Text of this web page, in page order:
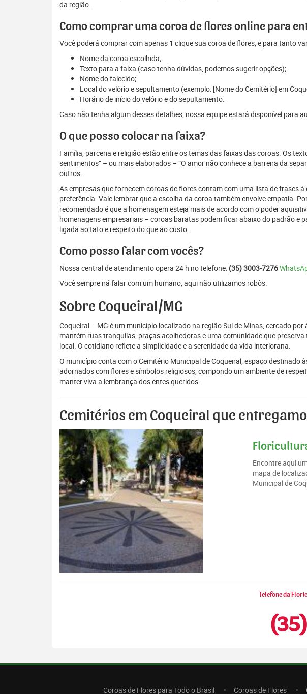
da região.
Como comprar uma coroa de flores online para
Você poderá comprar com apenas 1 clique sua coroa de flores, e para tanto
Nome da coroa escolhida;
Texto para a faixa (caso tenha dúvidas, podemos sugerir opções);
Nome do falecido;
Local do velório e sepultamento (exemplo: [Nome do Cemitério] em
Horário de início do velório e do sepultamento.
Caso não tenha algum desses detalhes, nossa equipe estará disponível para
O que posso colocar na faixa?
Família, parceria e religião estão entre os temas das faixas das coroas. Os
sentimentos” – ou mais elaborados – “O amor não conhece a barreira da
outros.
As empresas que fornecem coroas de flores contam com uma lista de frases
preferência. Vale lembrar que a escolha da coroa também envolve empatia.
recomendado é que a homenagem esteja mais de acordo com o poder
homenagens empresariais – coroas baratas podem ficar abaixo do padrão e
ligada ao tato e respeito do que ao custo.
Como posso falar com vocês?
Nossa central de atendimento opera 24 h no telefone: (35) 3003-7276
Você sempre irá falar com um humano, aqui não utilizamos robôs.
Sobre Coqueiral/MG
Coqueiral – MG é um município localizado na região Sul de Minas, cercado
mantém ruas tranquilas, praças acolhedoras e uma comunidade que
local. O cotidiano reflete a simplicidade e a serenidade da vida interiorana.
O município conta com o Cemitério Municipal de Coqueiral, espaço
adornados com flores e símbolos religiosos, compondo um ambiente de
manter viva a lembrança dos entes queridos.
Cemitérios em Coqueiral que
Encontre aqui
mapa de
Municipal de
Telefone da
Coroas de Flores para Todo o Brasil Coroas de Flores